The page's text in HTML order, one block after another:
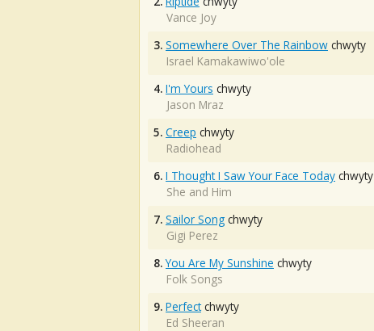
Vance Joy
3. Somewhere Over The Rainbow chwyty
Israel Kamakawiwo'ole
4. I'm Yours chwyty
Jason Mraz
5. Creep chwyty
Radiohead
6. I Thought I Saw Your Face Today chwyty
She and Him
7. Sailor Song chwyty
Gigi Perez
8. You Are My Sunshine chwyty
Folk Songs
9. Perfectchwyty
Ed Sheeran